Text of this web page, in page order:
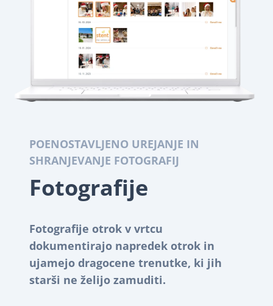
POENOSTAVLJENO UREJANJE IN
SHRANJEVANJE FOTOGRAFIJ
Fotografije
Fotografije otrok v vrtcu
dokumentirajo napredek otrok in
ujamejo dragocene trenutke, ki jih
starši ne želijo zamuditi.